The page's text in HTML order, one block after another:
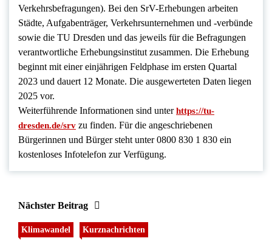
Verkehrsbefragungen). Bei den SrV-Erhebungen arbeiten
Städte, Aufgabenträger, Verkehrsunternehmen und -verbünde
sowie die TU Dresden und das jeweils für die Befragungen
verantwortliche Erhebungsinstitut zusammen. Die Erhebung
beginnt mit einer einjährigen Feldphase im ersten Quartal
2023 und dauert 12 Monate. Die ausgewerteten Daten liegen
2025 vor.
Weiterführende Informationen sind unterhttps://tu-
dresden.de/srv zu finden. Für die angeschriebenen
Bürgerinnen und Bürger steht unter 0800 830 1 830 ein
kostenloses Infotelefon zur Verfügung.
Nächster Beitrag
Klimawandel Kurznachrichten